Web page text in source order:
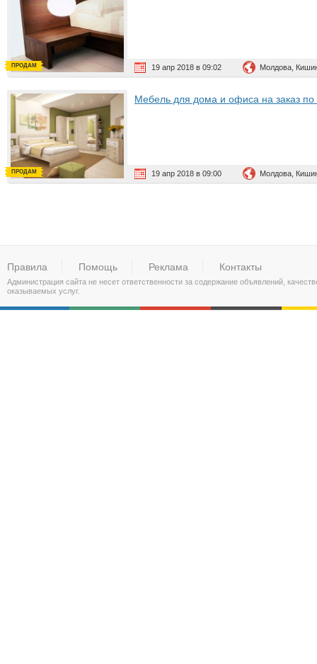
19 апр 2018 в 09:02 Молдова,
ПРОДАМ
Мебель для дома и офиса на заказ
19 апр 2018 в 09:00 Молдова,
ПРОДАМ
Правила Помощь Реклама Контакты
Администрация сайта не несет ответственности за содержание объявлений,
оказываемых услуг.